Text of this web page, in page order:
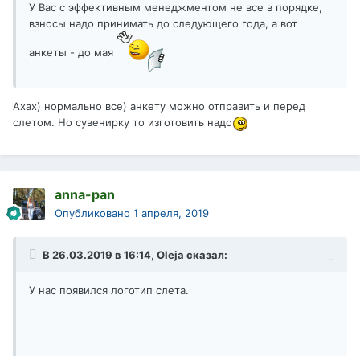
У Вас с эффективным менеджментом не все в порядке,
взносы надо принимать до следующего года, а вот
анкеты - до мая
Ахах) нормально все) анкету можно отправить и перед
слетом. Но сувенирку то изготовить надо
anna-pan
Опубликовано 1 апреля, 2019
В 26.03.2019 в 16:14, Oleja сказал:
У нас появился логотип слета.